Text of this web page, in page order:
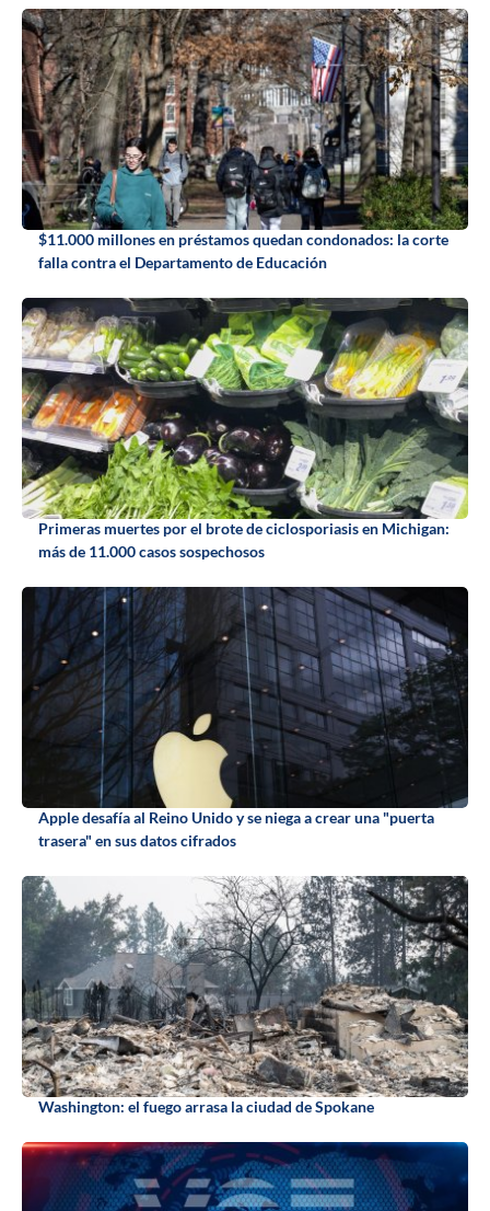
$11.000 millones en préstamos quedan condonados: la corte
falla contra el Departamento de Educación
Primeras muertes por el brote de ciclosporiasis en Michigan:
más de 11.000 casos sospechosos
Apple desafía al Reino Unido y se niega a crear una "puerta
trasera" en sus datos cifrados
Washington: el fuego arrasa la ciudad de Spokane